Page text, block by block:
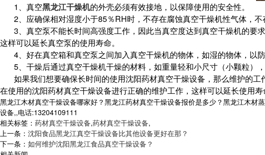
1、真空黑龙江干燥机的外壳必须有效接地，以保障使用的安全性。
2、应确保相对湿度小于85％RH时，不存在腐蚀真空干燥机性气体，不
3、真空泵不能长时间高强度工作，因此当真空度达到真空干燥机的要
这样可以延长真空泵的使用寿命。
4、好在真空箱和真空泵之间加入真空干燥机的物体，如湿的物体，以
5、干燥后通过真空干燥机干燥的材料，如重量轻和小尺寸（小颗粒）
如果我们想要确保长时间的使用沈阳药材真空干燥设备，那么维护的
在使用的沈阳药材真空干燥设备进行正确的维护工作，这样可以延长使用寿
黑龙江木材真空干燥设备哪家好？黑龙江药材真空干燥设备报价是多少？黑龙江木
设备,,电话:13204109111
相关标签： 药材真空干燥设备,药材真空干燥设备,
上一条： 沈阳食品黑龙江真空干燥设备比其他设备更好在那？
下一条： 如何维护沈阳黑龙江食品真空干燥设备？